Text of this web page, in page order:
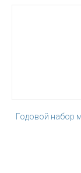
Годовой набор